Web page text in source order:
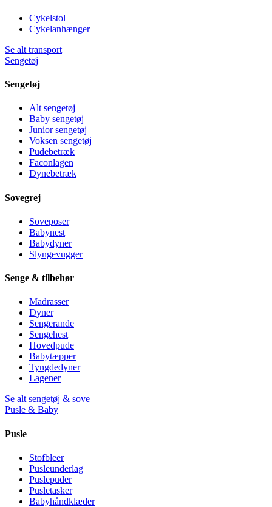
Cykelstol
Cykelanhænger
Se alt transport
Sengetøj
Sengetøj
Alt sengetøj
Baby sengetøj
Junior sengetøj
Voksen sengetøj
Pudebetræk
Faconlagen
Dynebetræk
Sovegrej
Soveposer
Babynest
Babydyner
Slyngevugger
Senge & tilbehør
Madrasser
Dyner
Sengerande
Sengehest
Hovedpude
Babytæpper
Tyngdedyner
Lagener
Se alt sengetøj & sove
Pusle & Baby
Pusle
Stofbleer
Pusleunderlag
Puslepuder
Pusletasker
Babyhåndklæder